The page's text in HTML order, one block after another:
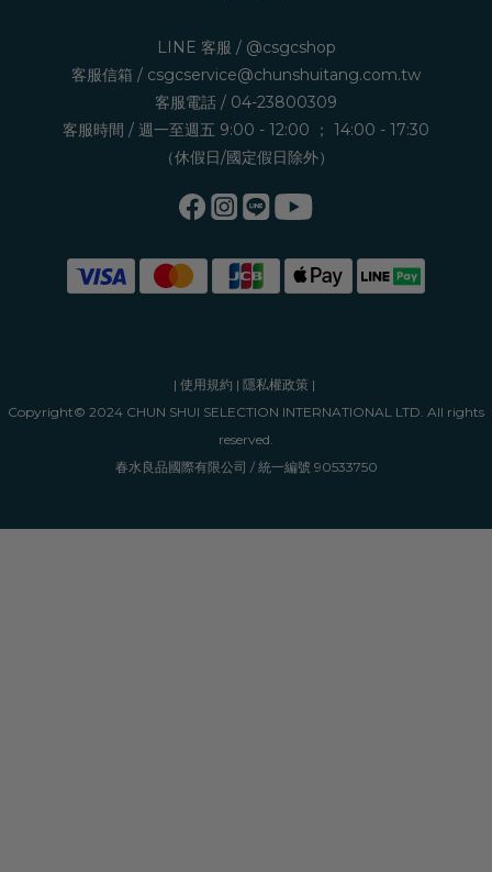
LINE 客服 / @csgcshop
客服信箱 / csgcservice@chunshuitang.com.tw
客服電話 / 04-23800309
客服時間 / 週一至週五 9:00 - 12:00 ； 14:00 - 17:30
（休假日/國定假日除外）
| 使用規約 | 隱私權政策 |
Copyright© 2024 CHUN SHUI SELECTION INTERNATIONAL LTD. All rights
reserved.
春水良品國際有限公司 / 統一編號 90533750